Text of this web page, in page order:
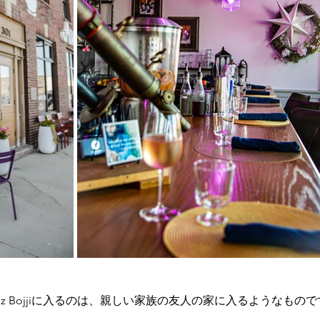
Bojjiに入るのは、親しい家族の友人の家に入るようなもの